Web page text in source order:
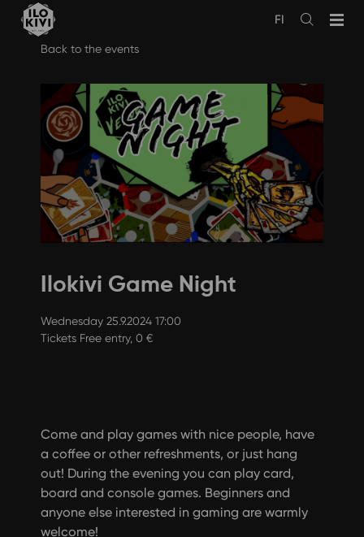
Avaa
FI
Back to the events
Ilokivi Game Night
Wednesday 25.9.2024 17:00
Tickets Free entry, 0 €
Come and play games with nice people, have
a coffee or other refreshments, or just hang
out! During the evening you can play card,
board and console games. Beginners and
anyone else interested in gaming are warmly
welcome!